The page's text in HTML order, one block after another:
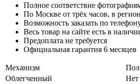
Полное соответствие
По Москве от трёх часов, в
Возможность заказать по
Весь товар на сайте есть в
Предоплата не требуется
Официальная гарантия 6 месяцев
Механизм
Облегченный
Нет